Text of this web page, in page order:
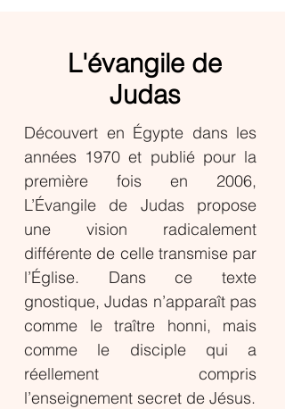
L'évangile de
Judas
Découvert en Égypte dans les
années 1970 et publié pour la
première fois en 2006,
L’Évangile de Judas propose
une vision radicalement
différente de celle transmise par
l’Église. Dans ce texte
gnostique, Judas n’apparaît pas
comme le traître honni, mais
comme le disciple qui a
réellement compris
l’enseignement secret de Jésus.